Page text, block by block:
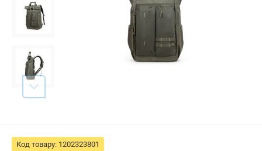
Код товару: 1202323801